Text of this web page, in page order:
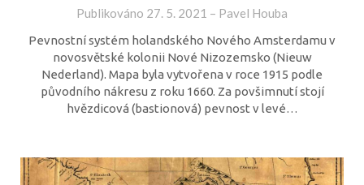
Publikováno 27. 5. 2021 – Pavel Houba
Pevnostní systém holandského Nového Amsterdamu v
novosvětské kolonii Nové Nizozemsko (Nieuw
Nederland). Mapa byla vytvořena v roce 1915 podle
původního nákresu z roku 1660. Za povšimnutí stojí
hvězdicová (bastionová) pevnost v levé…